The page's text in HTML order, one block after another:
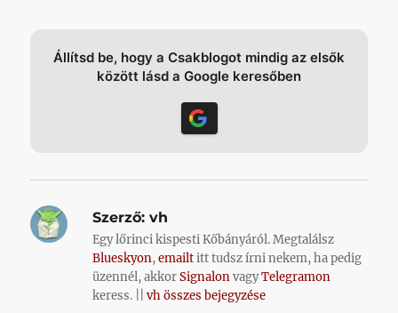
Állítsd be, hogy a Csakblogot mindig az elsők
között lásd a Google keresőben
Szerző: vh
Egy lőrinci kispesti Kőbányáról. Megtalálsz
Blueskyon,emailtitt tudsz írni nekem, ha pedig
üzennél, akkorSignalonvagyTelegramon
keress. ||vh összes bejegyzése